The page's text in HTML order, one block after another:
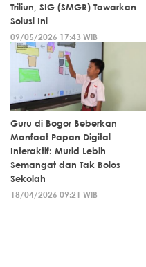
Triliun, SIG (SMGR) Tawarkan
Solusi Ini
09/05/2026 17:43 WIB
Guru di Bogor Beberkan
Manfaat Papan Digital
Interaktif: Murid Lebih
Semangat dan Tak Bolos
Sekolah
18/04/2026 09:21 WIB